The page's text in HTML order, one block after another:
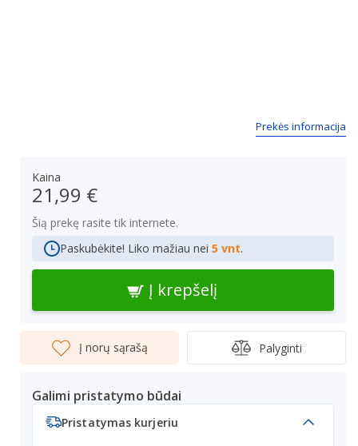
Prekės informacija
Kaina
21,99 €
Šią prekę rasite tik internete.
Paskubėkite! Liko mažiau nei 5 vnt.
Į krepšelį
Į norų sąrašą Palyginti
Galimi pristatymo būdai
Pristatymas kurjeriu